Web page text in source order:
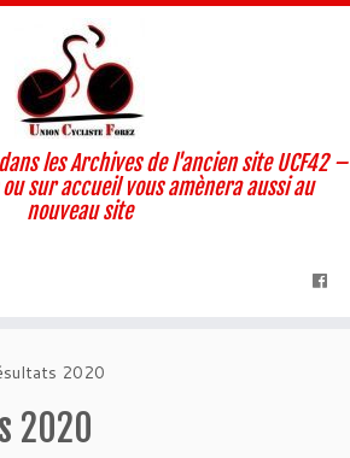
les Archives de l'ancien site UCF42 –
sur accueil vous amènera aussi au
nouveau site
2020
2020